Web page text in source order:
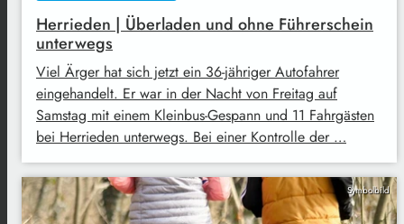
Herrieden | Überladen und ohne Führerschein
unterwegs
Viel Ärger hat sich jetzt ein 36-jähriger Autofahrer
eingehandelt. Er war in der Nacht von Freitag auf
Samstag mit einem Kleinbus-Gespann und 11 Fahrgästen
bei Herrieden unterwegs. Bei einer Kontrolle der …
Symbolbild